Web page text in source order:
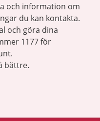
och information om
du kan kontakta.
och göra dina
1177 för
bättre.